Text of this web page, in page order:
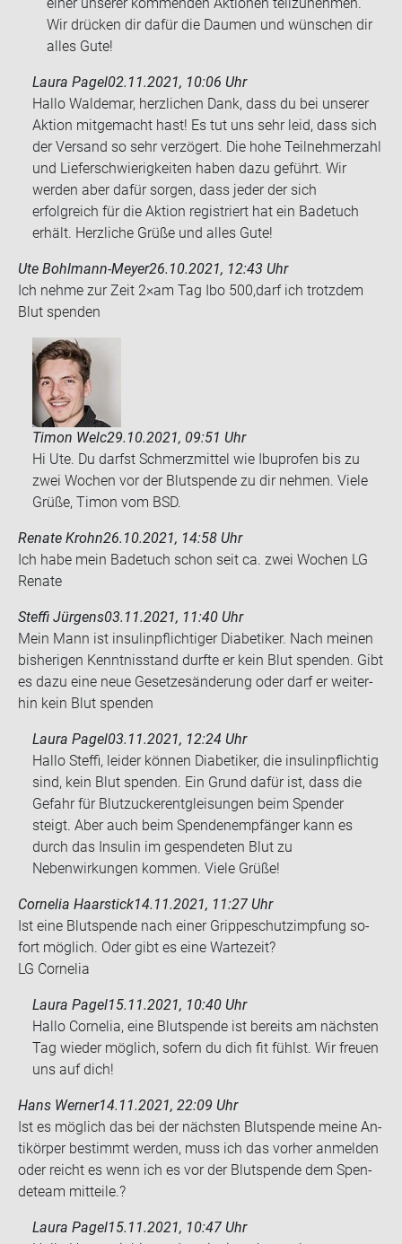
Wir drücken dir dafür die Daumen und wünschen dir
alles Gute!
Laura Pagel02.11.2021, 10:06 Uhr
Hallo Waldemar, herzlichen Dank, dass du bei unserer
Aktion mitgemacht hast! Es tut uns sehr leid, dass sich
der Versand so sehr verzögert. Die hohe Teilnehmerzahl
und Lieferschwierigkeiten haben dazu geführt. Wir
werden aber dafür sorgen, dass jeder der sich
erfolgreich für die Aktion registriert hat ein Badetuch
erhält. Herzliche Grüße und alles Gute!
Ute Bohlmann-Meyer26.10.2021, 12:43 Uhr
Ich nehme zur Zeit 2×am Tag Ibo 500,darf ich trotz­dem
Blut spen­den
Timon Welc29.10.2021, 09:51 Uhr
Hi Ute. Du darfst Schmerzmittel wie Ibuprofen bis zu
zwei Wochen vor der Blutspende zu dir nehmen. Viele
Grüße, Timon vom BSD.
Renate Krohn26.10.2021, 14:58 Uhr
Ich habe mein Ba­de­tuch schon seit ca. zwei Wo­chen LG
Re­na­te
Steffi Jürgens03.11.2021, 11:40 Uhr
Mein Mann ist in­su­lin­pflich­ti­ger Dia­be­ti­ker. Nach mei­nen
bis­he­ri­gen Kennt­nis­stand durf­te er kein Blut spen­den. Gibt
es dazu eine neue Ge­set­zes­än­de­rung oder darf er wei­ter­
hin kein Blut spen­den
Laura Pagel03.11.2021, 12:24 Uhr
Hallo Steffi, leider können Diabetiker, die insulinpflichtig
sind, kein Blut spenden. Ein Grund dafür ist, dass die
Gefahr für Blutzuckerentgleisungen beim Spender
steigt. Aber auch beim Spendenempfänger kann es
durch das Insulin im gespendeten Blut zu
Nebenwirkungen kommen. Viele Grüße!
Cornelia Haarstick14.11.2021, 11:27 Uhr
Ist eine Blut­spen­de nach einer Grip­pe­schutz­imp­fung so­
fort mög­lich. Oder gibt es eine War­te­zeit?
LG Cor­ne­lia
Laura Pagel15.11.2021, 10:40 Uhr
Hallo Cornelia, eine Blutspende ist bereits am nächsten
Tag wieder möglich, sofern du dich fit fühlst. Wir freuen
uns auf dich!
Hans Werner14.11.2021, 22:09 Uhr
Ist es mög­lich das bei der nächs­ten Blut­spen­de meine An­
ti­kör­per be­stimmt wer­den, muss ich das vor­her an­mel­den
oder reicht es wenn ich es vor der Blut­spen­de dem Spen­
de­team mit­tei­le.?
Laura Pagel15.11.2021, 10:47 Uhr